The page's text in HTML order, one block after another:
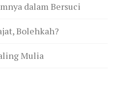
dalam Bersuci
Bolehkah?
Mulia